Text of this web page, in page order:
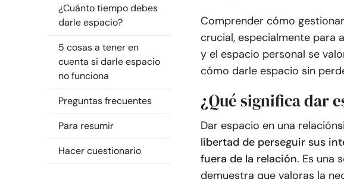
¿Cuánto tiempo debes
darle espacio?
5 cosas a tener en
cuenta si darle espacio
no funciona
Preguntas frecuentes
Para resumir
Hacer cuestionario
Comprender cómo
crucial, especialmente para
y el espacio personal se
cómo darle espacio sin
¿Qué significa dar
Dar espacio en una relación
libertad de perseguir sus
fuera de la relación. Es una
demuestra que valoras la